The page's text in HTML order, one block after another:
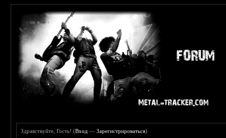
Здравствуйте, Гость! (Вход —Зарегистрироваться)